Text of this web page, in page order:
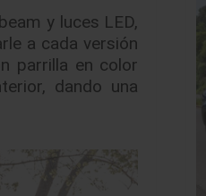
y luces LED,
a cada versión
parrilla en color
dando una